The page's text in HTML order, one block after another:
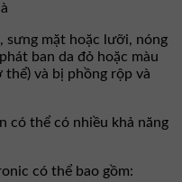
sưng mặt hoặc lưỡi, nóng
ban da đỏ hoặc màu
và bị phồng rộp và
có thể có nhiều khả năng
có thể bao gồm: